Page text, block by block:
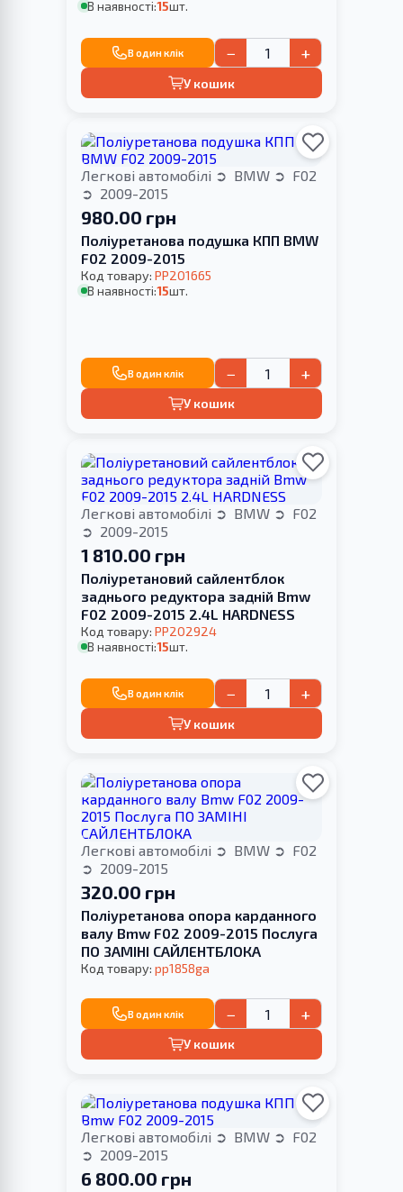
В наявності:15шт.
В один клік − +
У кошик
Легкові автомобілі BMW
F02
2009-2015
980.00 грн
Поліуретанова подушка КПП BMW
F02 2009-2015
Код товару: PP201665
В наявності:15шт.
В один клік − +
У кошик
Легкові автомобілі BMW
F02
2009-2015
1 810.00 грн
Поліуретановий сайлентблок
заднього редуктора задній Bmw
F02 2009-2015 2.4L HARDNESS
Код товару: PP202924
В наявності:15шт.
В один клік − +
У кошик
Легкові автомобілі BMW
F02
2009-2015
320.00 грн
Поліуретанова опора карданного
валу Bmw F02 2009-2015 Послуга
ПО ЗАМІНІ САЙЛЕНТБЛОКА
Код товару: pp1858ga
В один клік − +
У кошик
Легкові автомобілі BMW
F02
2009-2015
6 800.00 грн